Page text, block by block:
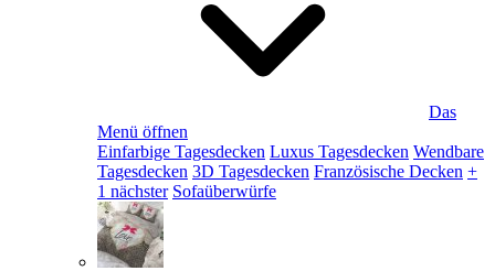
Das
Menü öffnen
Einfarbige Tagesdecken Luxus Tagesdecken Wendbare
Tagesdecken 3D Tagesdecken Französische Decken +
1 nächster Sofaüberwürfe